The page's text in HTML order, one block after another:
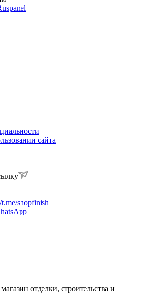
сайта
t.me/shopfinish
отделки, строительства и